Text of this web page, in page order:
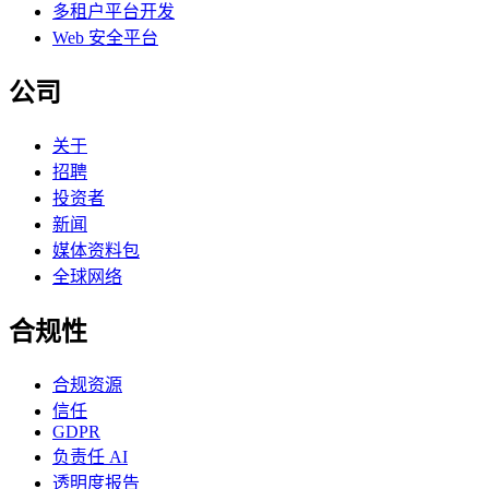
多租户平台开发
Web 安全平台
公司
关于
招聘
投资者
新闻
媒体资料包
全球网络
合规性
合规资源
信任
GDPR
负责任 AI
透明度报告